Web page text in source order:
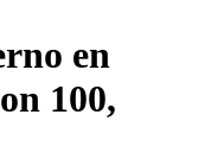
en
100,